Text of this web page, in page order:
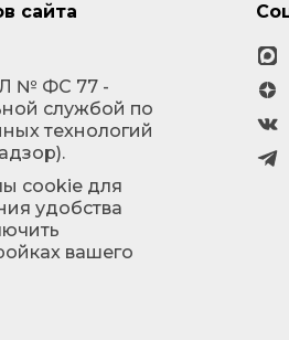
сайта
№ ФС 77 -
службой по
технологий
cookie для
удобства
вашего